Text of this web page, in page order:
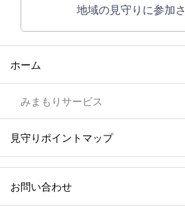
地域の見守りに参加
ホーム
みまもりサービス
見守りポイントマップ
お問い合わせ